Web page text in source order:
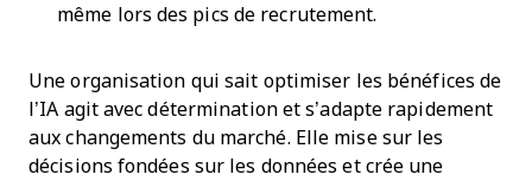
même lors des pics de recrutement.
Une organisation qui sait optimiser les bénéfices de
l’IA agit avec détermination et s’adapte rapidement
aux changements du marché. Elle mise sur les
décisions fondées sur les données et crée une